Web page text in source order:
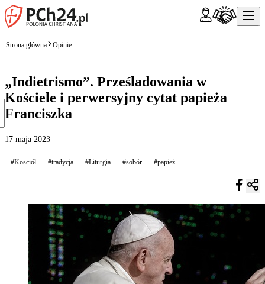
Strona główna Opinie
„Indietrismo”. Prześladowania w
Kościele i perwersyjny cytat papieża
Franciszka
17 maja 2023
#Kosciół #tradycja #Liturgia #sobór #papież